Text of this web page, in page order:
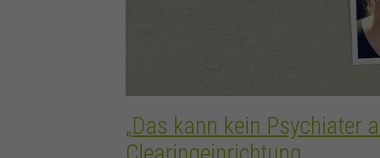
„Das kann kein Psychiater